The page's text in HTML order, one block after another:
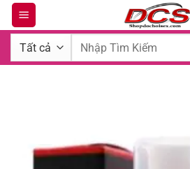
Bỏ
qua
dung
Tìm